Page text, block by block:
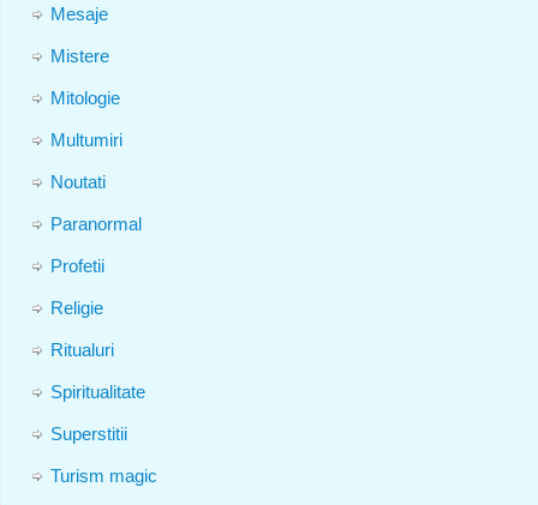
Mesaje
Mistere
Mitologie
Multumiri
Noutati
Paranormal
Profetii
Religie
Ritualuri
Spiritualitate
Superstitii
Turism magic